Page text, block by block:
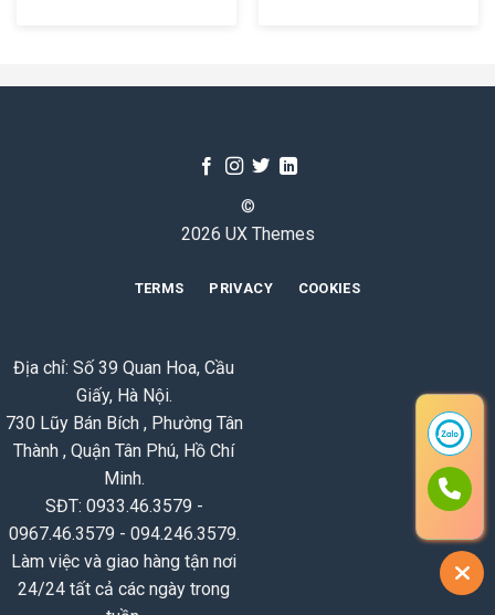
©
2026 UX Themes
TERMS PRIVACY COOKIES
Địa chỉ: Số 39 Quan Hoa, Cầu
Giấy, Hà Nội.
730 Lũy Bán Bích , Phường Tân
Thành , Quận Tân Phú, Hồ Chí
Minh.
SĐT: 0933.46.3579 -
0967.46.3579 - 094.246.3579.
Làm việc và giao hàng tận nơi
24/24 tất cả các ngày trong